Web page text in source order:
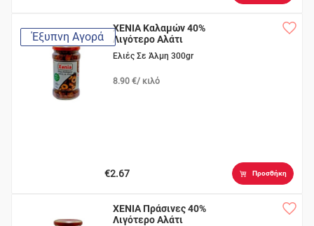
Έξυπνη Αγορά
XENIA Καλαμών 40%
Λιγότερο Αλάτι
Ελιές Σε Άλμη 300gr
8.90 €/ κιλό
€2.67 Προσθήκη
XENIA Πράσινες 40%
Λιγότερο Αλάτι